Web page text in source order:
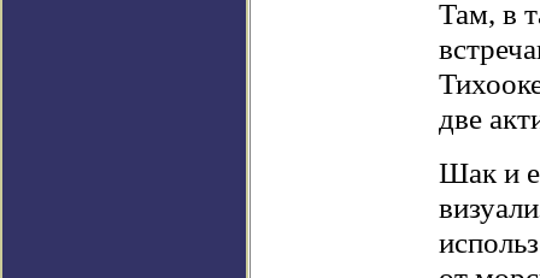
Там, в
две
Шак и